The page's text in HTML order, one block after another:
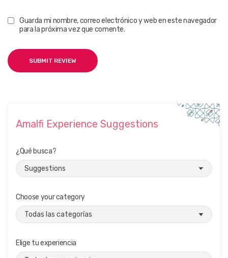
Guarda mi nombre, correo electrónico y web en este navegador
para la próxima vez que comente.
Amalfi Experience Suggestions
¿Qué busca?
Choose your category
Elige tu experiencia